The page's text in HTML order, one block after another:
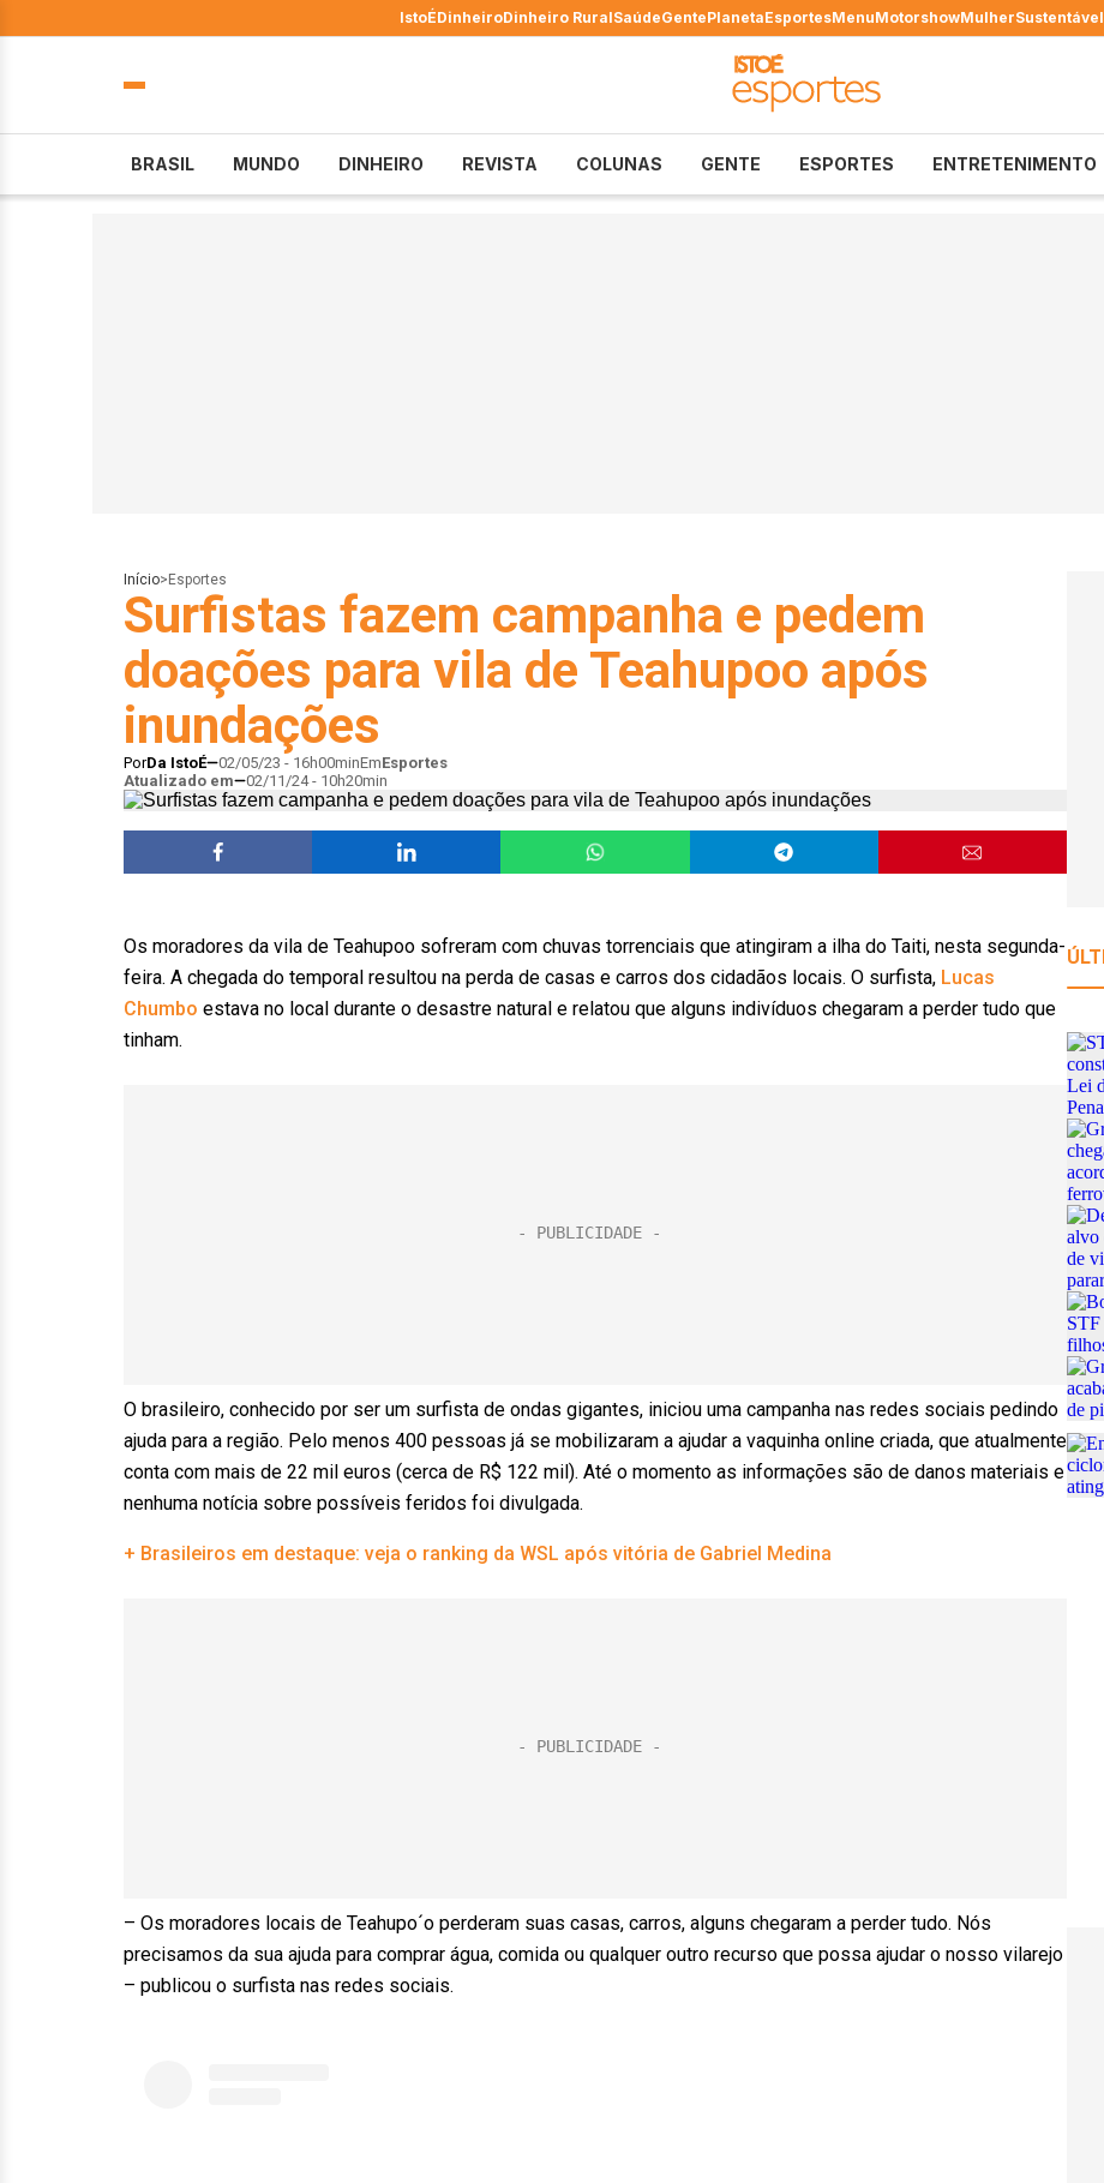
IstoÉDinheiroDinheiro RuralSaúdeGentePlanetaEsportesMenuMotorshowMulherSustentável
BRASIL MUNDO DINHEIRO REVISTA COLUNAS GENTE ESPORTES ENTRETENIMENTO
Início> Esportes
Surfistas fazem campanha e pedem
doações para vila de Teahupoo após
inundações
PorDa IstoÉ 02/05/23 - 16h00minEmEsportes
Atualizado em
02/11/24 - 10h20min
Os moradores da vila de Teahupoo sofreram com chuvas torrenciais que atingiram a ilha do Taiti, nesta segunda-
feira. A chegada do temporal resultou na perda de casas e carros dos cidadãos locais. O surfista, Lucas
Chumbo estava no local durante o desastre natural e relatou que alguns indivíduos chegaram a perder tudo que
tinham.
O brasileiro, conhecido por ser um surfista de ondas gigantes, iniciou uma campanha nas redes sociais pedindo
ajuda para a região. Pelo menos 400 pessoas já se mobilizaram a ajudar a vaquinha online criada, que atualmente
conta com mais de 22 mil euros (cerca de R$ 122 mil). Até o momento as informações são de danos materiais e
nenhuma notícia sobre possíveis feridos foi divulgada.
+ Brasileiros em destaque: veja o ranking da WSL após vitória de Gabriel Medina
– Os moradores locais de Teahupo´o perderam suas casas, carros, alguns chegaram a perder tudo. Nós
precisamos da sua ajuda para comprar água, comida ou qualquer outro recurso que possa ajudar o nosso vilarejo
– publicou o surfista nas redes sociais.